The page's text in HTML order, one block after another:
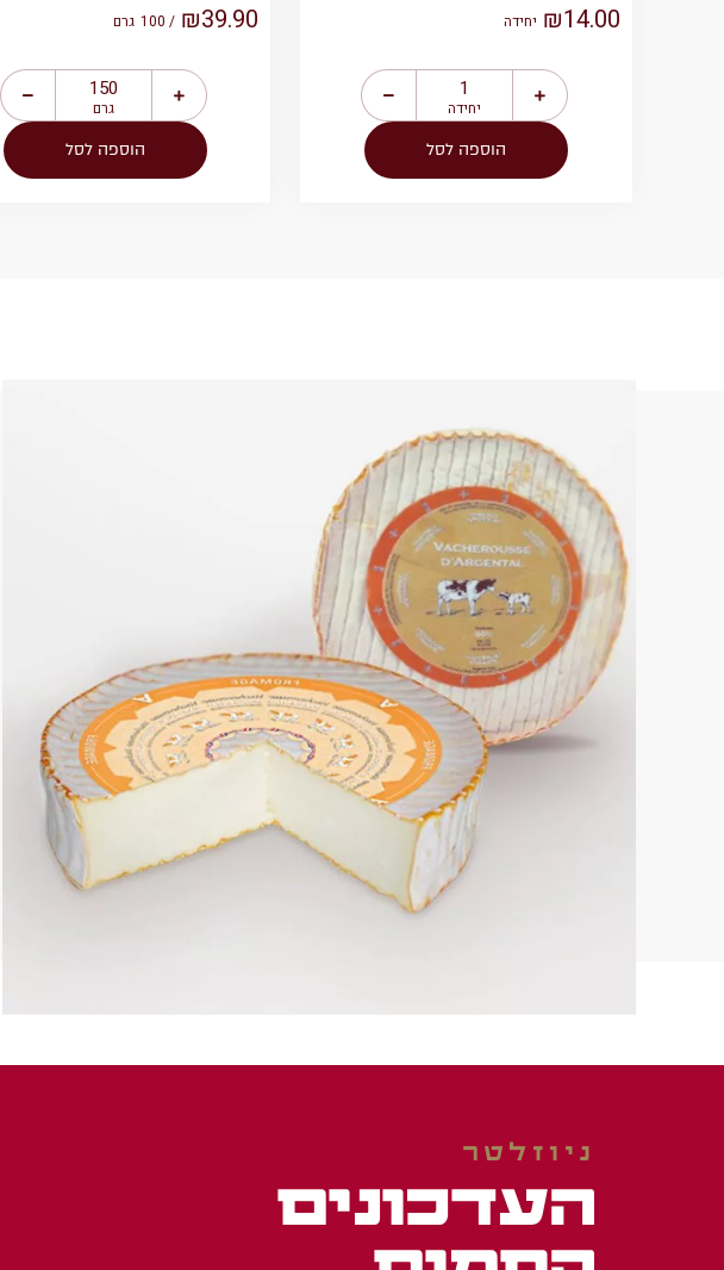
₪14.00 יחידה
יחידה
הוספה לסל
₪39.90
/ 100 גרם
גרם
הוספה לסל
ניוזלטר
העדכונים